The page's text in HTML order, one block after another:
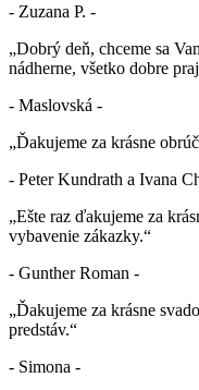
- Zuzana P. -
„Dobrý deň, chceme sa
nádherne, všetko dobre
- Maslovská -
„Ďakujeme za krásne
- Peter Kundrath a Ivana
„Ešte raz ďakujeme za
vybavenie zákazky.“
- Gunther Roman -
„Ďakujeme za krásne
predstáv.“
- Simona -